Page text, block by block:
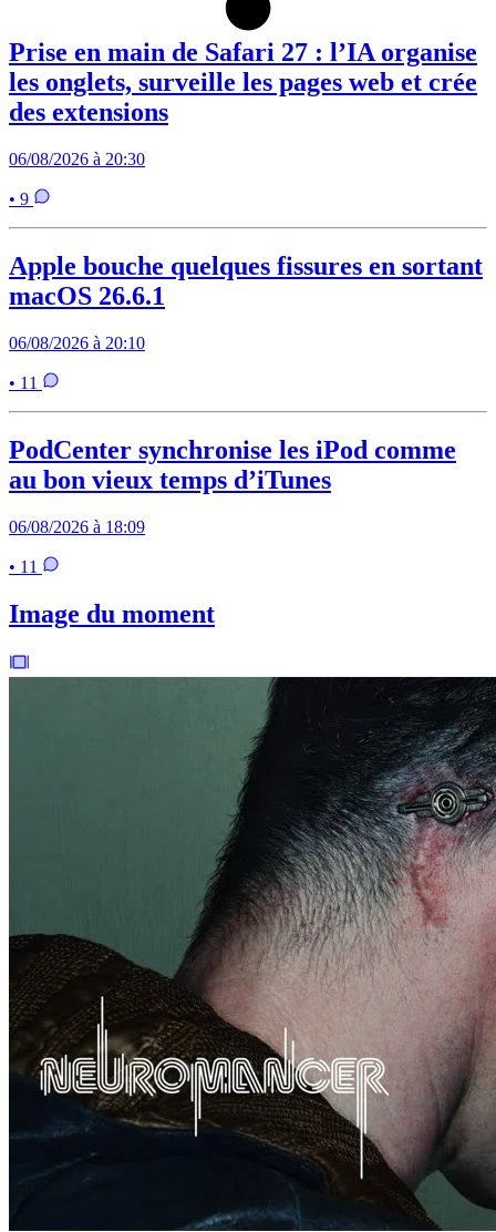
Prise en main de Safari 27 : l’IA organise
les onglets, surveille les pages web et crée
des extensions
06/08/2026 à 20:30
• 9
Apple bouche quelques fissures en sortant
macOS 26.6.1
06/08/2026 à 20:10
• 11
PodCenter synchronise les iPod comme
au bon vieux temps d’iTunes
06/08/2026 à 18:09
• 11
Image du moment